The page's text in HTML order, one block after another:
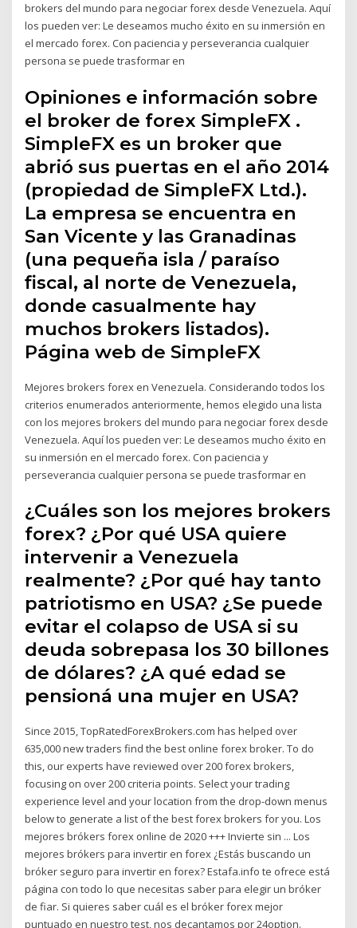
brokers del mundo para negociar forex desde Venezuela. Aquí
los pueden ver: Le deseamos mucho éxito en su inmersión en
el mercado forex. Con paciencia y perseverancia cualquier
persona se puede trasformar en
Opiniones e información sobre
el broker de forex SimpleFX .
SimpleFX es un broker que
abrió sus puertas en el año 2014
(propiedad de SimpleFX Ltd.).
La empresa se encuentra en
San Vicente y las Granadinas
(una pequeña isla / paraíso
fiscal, al norte de Venezuela,
donde casualmente hay
muchos brokers listados).
Página web de SimpleFX
Mejores brokers forex en Venezuela. Considerando todos los
criterios enumerados anteriormente, hemos elegido una lista
con los mejores brokers del mundo para negociar forex desde
Venezuela. Aquí los pueden ver: Le deseamos mucho éxito en
su inmersión en el mercado forex. Con paciencia y
perseverancia cualquier persona se puede trasformar en
¿Cuáles son los mejores brokers
forex? ¿Por qué USA quiere
intervenir a Venezuela
realmente? ¿Por qué hay tanto
patriotismo en USA? ¿Se puede
evitar el colapso de USA si su
deuda sobrepasa los 30 billones
de dólares? ¿A qué edad se
pensioná una mujer en USA?
Since 2015, TopRatedForexBrokers.com has helped over
635,000 new traders find the best online forex broker. To do
this, our experts have reviewed over 200 forex brokers,
focusing on over 200 criteria points. Select your trading
experience level and your location from the drop-down menus
below to generate a list of the best forex brokers for you. Los
mejores brókers forex online de 2020 +++ Invierte sin ... Los
mejores brókers para invertir en forex ¿Estás buscando un
bróker seguro para invertir en forex? Estafa.info te ofrece está
página con todo lo que necesitas saber para elegir un bróker
de fiar. Si quieres saber cuál es el bróker forex mejor
puntuado en nuestro test, nos decantamos por 24option.